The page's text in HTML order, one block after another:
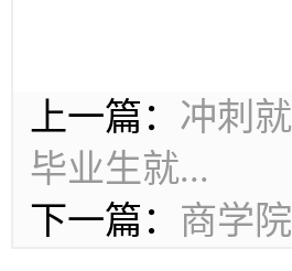
上一篇： 冲刺
毕业生就...
下一篇： 商学